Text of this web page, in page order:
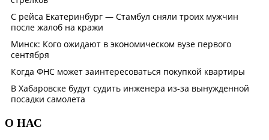
О НАС